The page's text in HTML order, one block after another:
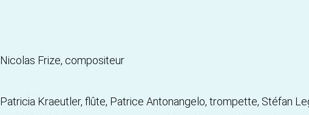
Nicolas Frize, compositeur
Patricia Kraeutler, flûte, Patrice Antonangelo, trompette, Stéfan